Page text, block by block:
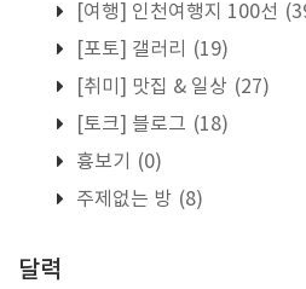
[여행] 인천여행지 100선
[포토] 갤러리
(19)
[취미] 맛집 & 일상 (27)
[토크] 블로그 (18)
흉보기
(0)
주제없는 방 (8)
달력